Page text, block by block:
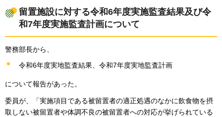
留置施設に対する令和6年度実施監査結果及び令
和7年度実施監査計画について
警務部長から、
令和6年度実地監査結果、令和7年度実地監査計画
について報告があった。
委員が、「実施項目である被留置者の適正処遇のなかに飲食物を摂
取しない被留置者や体調不良の被留置者への対応が挙げられている